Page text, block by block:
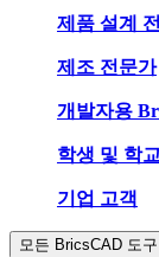
제품 설계
제조 전문가
개발자용
학생 및 학교
기업 고객
모든 BricsCAD 도